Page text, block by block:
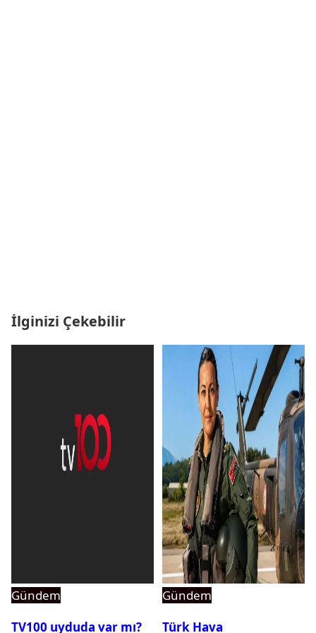
İlginizi Çekebilir
Gündem
TV100 uyduda var mı?
Gündem
Türk Hava